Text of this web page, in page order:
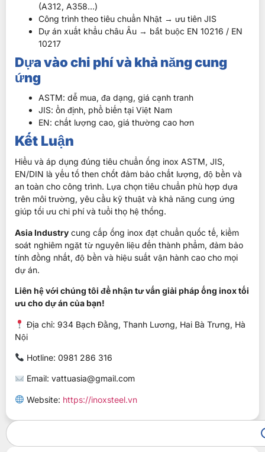
(A312, A358…)
Công trình theo tiêu chuẩn Nhật → ưu tiên JIS
Dự án xuất khẩu châu Âu → bắt buộc EN 10216 / EN
10217
Dựa vào chi phí và khả năng cung
ứng
ASTM: dễ mua, đa dạng, giá cạnh tranh
JIS: ổn định, phổ biến tại Việt Nam
EN: chất lượng cao, giá thường cao hơn
Kết Luận
Hiểu và áp dụng đúng tiêu chuẩn ống inox ASTM, JIS,
EN/DIN là yếu tố then chốt đảm bảo chất lượng, độ bền và
an toàn cho công trình. Lựa chọn tiêu chuẩn phù hợp dựa
trên môi trường, yêu cầu kỹ thuật và khả năng cung ứng
giúp tối ưu chi phí và tuổi thọ hệ thống.
Asia Industry cung cấp ống inox đạt chuẩn quốc tế, kiểm
soát nghiêm ngặt từ nguyên liệu đến thành phẩm, đảm bảo
tính đồng nhất, độ bền và hiệu suất vận hành cao cho mọi
dự án.
Liên hệ với chúng tôi để nhận tư vấn giải pháp ống inox tối
ưu cho dự án của bạn!
Địa chỉ: 934 Bạch Đằng, Thanh Lương, Hai Bà Trưng, Hà
Nội
Hotline: 0981 286 316
Email: vattuasia@gmail.com
Website: https://inoxsteel.vn